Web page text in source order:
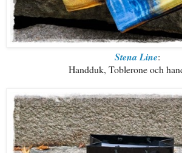
Stena Line:
Handduk, Toblerone och